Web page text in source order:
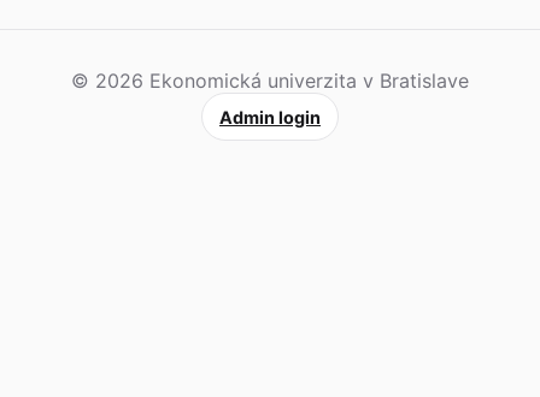
© 2026 Ekonomická univerzita v Bratislave
Admin login